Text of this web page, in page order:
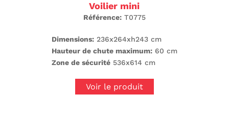
Voilier mini
Référence:T0775
Dimensions:236x264xh243 cm
Hauteur de chute maximum:60 cm
Zone de sécurité536x614 cm
Voir le produit